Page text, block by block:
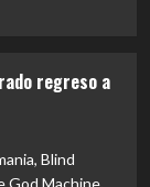
regreso a
Blind